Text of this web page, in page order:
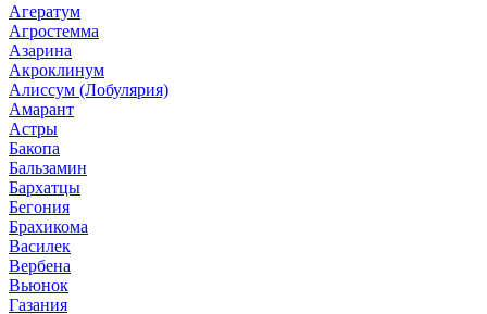
Агератум
Агростемма
Азарина
Акроклинум
Алиссум (Лобулярия)
Амарант
Астры
Бакопа
Бальзамин
Бархатцы
Бегония
Брахикома
Василек
Вербена
Вьюнок
Газания